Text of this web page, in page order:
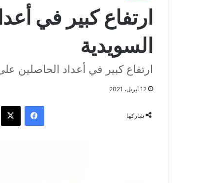
ارتفاع كبير في
السويدية
ارتفاع كبير في أعداد الحاصلين
12 أبريل، 2021
شاركها
فيسبوك